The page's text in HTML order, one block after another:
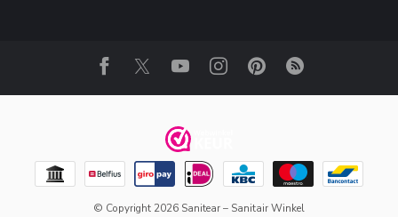
© Copyright 2026 Sanitear – Sanitair Winkel